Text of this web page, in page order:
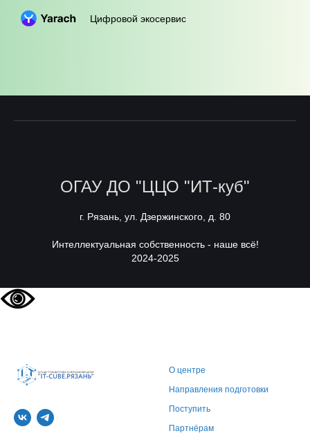
Цифровой экосервис
ОГАУ ДО "ЦЦО "ИТ-куб"
г. Рязань, ул. Дзержинского, д. 80
Интеллектуальная собственность - наше всё!
2024-2025
О центре
Направления подготовки
Поступить
Партнёрам